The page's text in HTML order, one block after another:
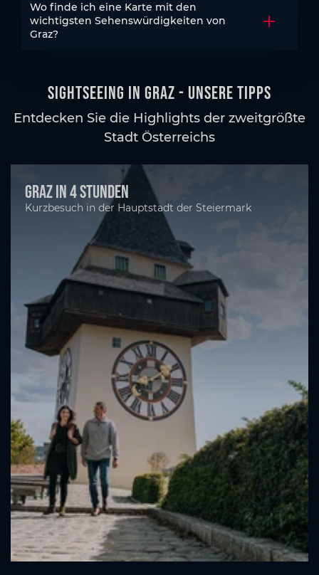
Wo finde ich eine Karte mit den
wichtigsten Sehenswürdigkeiten von
Graz?
Sightseeing in Graz - unsere Tipps
Entdecken Sie die Highlights der zweitgrößte
Stadt Österreichs
Graz in 4 Stunden
Kurzbesuch in der Hauptstadt der Steiermark